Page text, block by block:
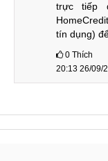
Hiệu năng của S22
iPhone 11 vẫn
Cách kiểm
mua
Nhằm giúp bạn có
phải kém chất
trực tiếp
tín dụng)
0 Thích
20:13 26/09/